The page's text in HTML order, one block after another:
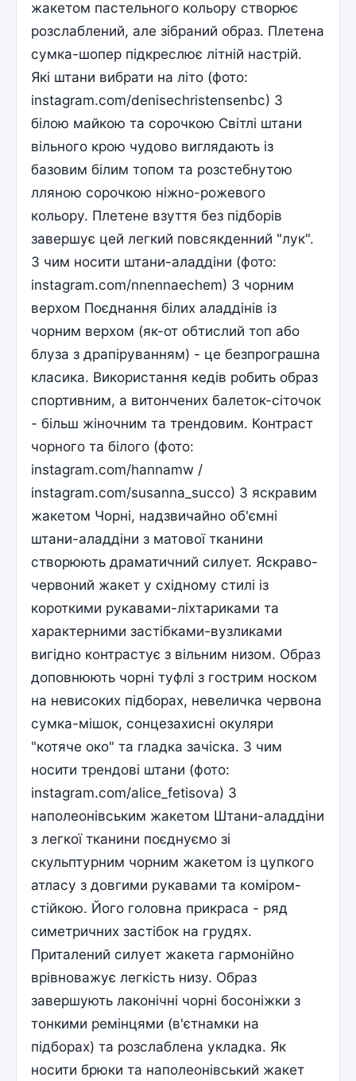
жакетом пастельного кольору створює
розслаблений, але зібраний образ. Плетена
сумка-шопер підкреслює літній настрій.
Які штани вибрати на літо (фото:
instagram.com/denisechristensenbc) З
білою майкою та сорочкою Світлі штани
вільного крою чудово виглядають із
базовим білим топом та розстебнутою
лляною сорочкою ніжно-рожевого
кольору. Плетене взуття без підборів
завершує цей легкий повсякденний "лук".
З чим носити штани-аладдіни (фото:
instagram.com/nnennaechem) З чорним
верхом Поєднання білих аладдінів із
чорним верхом (як-от обтислий топ або
блуза з драпіруванням) - це безпрограшна
класика. Використання кедів робить образ
спортивним, а витончених балеток-сіточок
- більш жіночним та трендовим. Контраст
чорного та білого (фото:
instagram.com/hannamw /
instagram.com/susanna_succo) З яскравим
жакетом Чорні, надзвичайно об'ємні
штани-аладдіни з матової тканини
створюють драматичний силует. Яскраво-
червоний жакет у східному стилі із
короткими рукавами-ліхтариками та
характерними застібками-вузликами
вигідно контрастує з вільним низом. Образ
доповнюють чорні туфлі з гострим носком
на невисоких підборах, невеличка червона
сумка-мішок, сонцезахисні окуляри
"котяче око" та гладка зачіска. З чим
носити трендові штани (фото:
instagram.com/alice_fetisova) З
наполеонівським жакетом Штани-аладдіни
з легкої тканини поєднуємо зі
скульптурним чорним жакетом із цупкого
атласу з довгими рукавами та коміром-
стійкою. Його головна прикраса - ряд
симетричних застібок на грудях.
Приталений силует жакета гармонійно
врівноважує легкість низу. Образ
завершують лаконічні чорні босоніжки з
тонкими ремінцями (в'єтнамки на
підборах) та розслаблена укладка. Як
носити брюки та наполеонівський жакет